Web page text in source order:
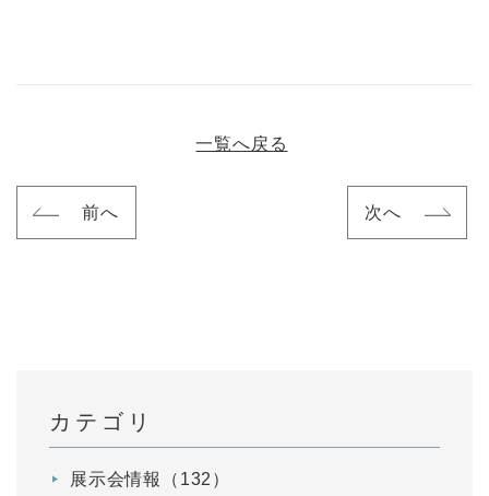
前へ
一覧へ戻る
次へ
カテゴリ
展示会情報（132）